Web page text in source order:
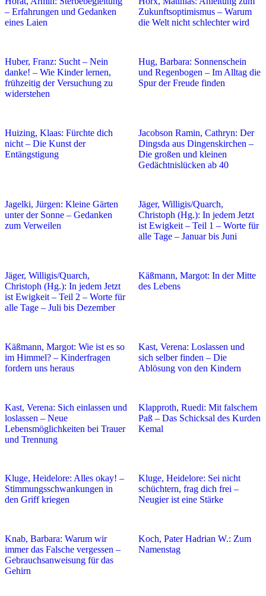
– Erfahrungen und Gedanken
eines Laien
Zukunftsoptimismus – Warum
die Welt nicht schlechter wird
Huber, Franz: Sucht – Nein
danke! – Wie Kinder lernen,
frühzeitig der Versuchung zu
widerstehen
Hug, Barbara: Sonnenschein
und Regenbogen – Im Alltag die
Spur der Freude finden
Huizing, Klaas: Fürchte dich
nicht – Die Kunst der
Entängstigung
Jacobson Ramin, Cathryn: Der
Dingsda aus Dingenskirchen –
Die großen und kleinen
Gedächtnislücken ab 40
Jagelki, Jürgen: Kleine Gärten
unter der Sonne – Gedanken
zum Verweilen
Jäger, Willigis/Quarch,
Christoph (Hg.): In jedem Jetzt
ist Ewigkeit – Teil 1 – Worte für
alle Tage – Januar bis Juni
Jäger, Willigis/Quarch,
Christoph (Hg.): In jedem Jetzt
ist Ewigkeit – Teil 2 – Worte für
alle Tage – Juli bis Dezember
Käßmann, Margot: In der Mitte
des Lebens
Käßmann, Margot: Wie ist es so
im Himmel? – Kinderfragen
fordern uns heraus
Kast, Verena: Loslassen und
sich selber finden – Die
Ablösung von den Kindern
Kast, Verena: Sich einlassen und
loslassen – Neue
Lebensmöglichkeiten bei Trauer
und Trennung
Klapproth, Ruedi: Mit falschem
Paß – Das Schicksal des Kurden
Kemal
Kluge, Heidelore: Alles okay! –
Stimmungsschwankungen in
den Griff kriegen
Kluge, Heidelore: Sei nicht
schüchtern, frag dich frei –
Neugier ist eine Stärke
Knab, Barbara: Warum wir
immer das Falsche vergessen –
Gebrauchsanweisung für das
Gehirn
Koch, Pater Hadrian W.: Zum
Namenstag